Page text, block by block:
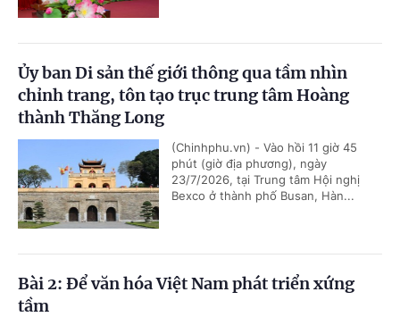
Ủy ban Di sản thế giới thông qua tầm nhìn
chỉnh trang, tôn tạo trục trung tâm Hoàng
thành Thăng Long
(Chinhphu.vn) - Vào hồi 11 giờ 45
phút (giờ địa phương), ngày
23/7/2026, tại Trung tâm Hội nghị
Bexco ở thành phố Busan, Hàn...
Bài 2: Để văn hóa Việt Nam phát triển xứng
tầm